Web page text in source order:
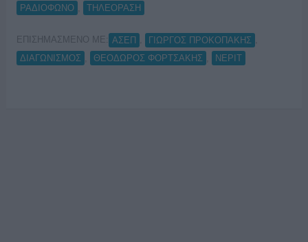
ΡΑΔΙΟΦΩΝΟ
ΤΗΛΕΟΡΑΣΗ
ΕΠΙΣΗΜΑΣΜΕΝΟ ΜΕ: ΑΣΕΠ ΓΙΩΡΓΟΣ ΠΡΟΚΟΠΑΚΗΣ
ΔΙΑΓΩΝΙΣΜΟΣ
ΘΕΟΔΩΡΟΣ ΦΟΡΤΣΑΚΗΣ ΝΕΡΙΤ